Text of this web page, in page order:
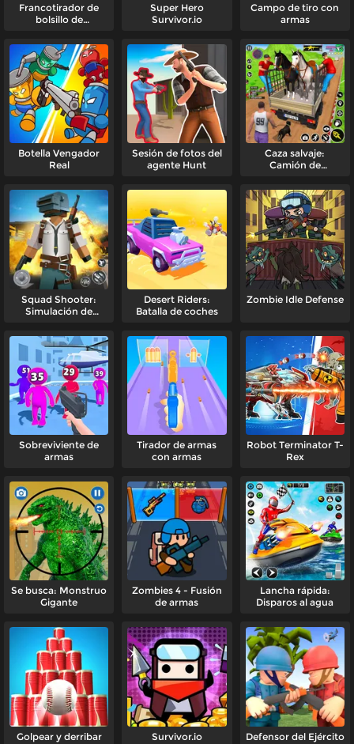
Francotirador de
bolsillo de
Super Hero
Survivor.io
Campo de tiro con
armas
Botella Vengador
Real
Sesión de fotos del
agente Hunt
Caza salvaje:
Camión de
Squad Shooter:
Simulación de
Desert Riders:
Batalla de coches
Zombie Idle Defense
Sobreviviente de
armas
Tirador de armas
con armas
Robot Terminator T-
Rex
Se busca: Monstruo
Gigante
Zombies 4 - Fusión
de armas
Lancha rápida:
Disparos al agua
Golpear y derribar Survivor.io Defensor del Ejército